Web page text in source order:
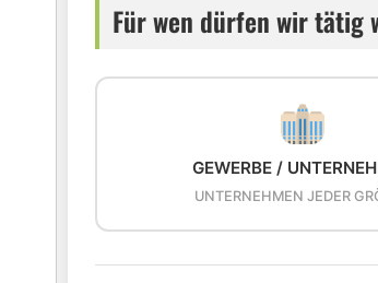
Für wen dürfen wir tätig
GEWERBE /
UNTERNEHMEN JEDER